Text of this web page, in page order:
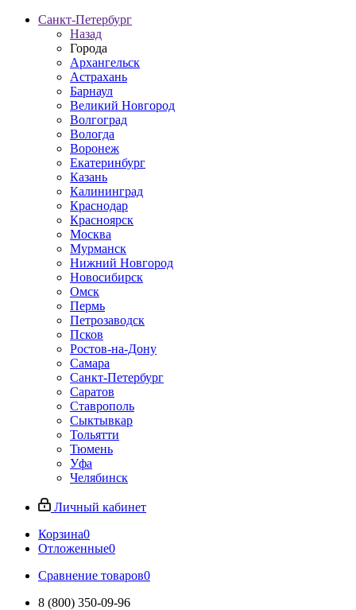
Санкт-Петербург
Назад
Города
Архангельск
Астрахань
Барнаул
Великий Новгород
Волгоград
Вологда
Воронеж
Екатеринбург
Казань
Калининград
Краснодар
Красноярск
Москва
Мурманск
Нижний Новгород
Новосибирск
Омск
Пермь
Петрозаводск
Псков
Ростов-на-Дону
Самара
Санкт-Петербург
Саратов
Ставрополь
Сыктывкар
Тольятти
Тюмень
Уфа
Челябинск
Личный кабинет
Корзина0
Отложенные0
Сравнение товаров0
8 (800) 350-09-96